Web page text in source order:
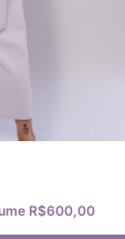
R$600,00